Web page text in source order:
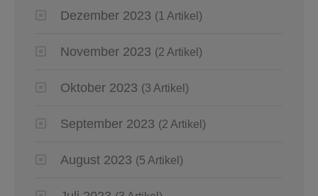
Dezember 2023 (1 Artikel)
November 2023 (2 Artikel)
Oktober 2023 (3 Artikel)
September 2023 (2 Artikel)
August 2023 (5 Artikel)